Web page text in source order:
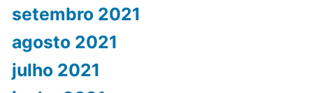
setembro 2021
agosto 2021
julho 2021